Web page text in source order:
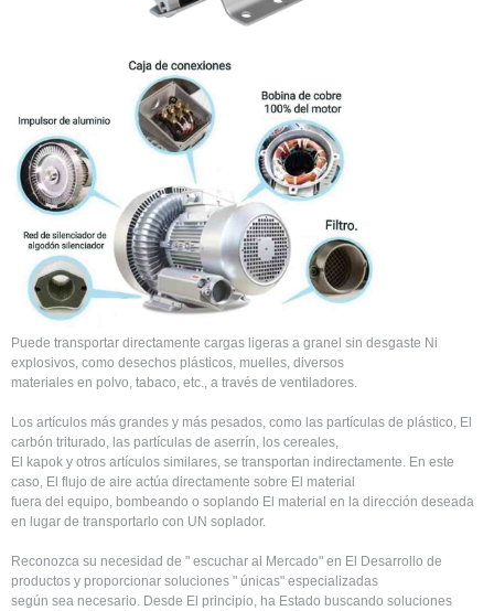
Puede transportar directamente cargas ligeras a granel sin desgaste Ni
explosivos, como desechos plásticos, muelles, diversos
materiales en polvo, tabaco, etc., a través de ventiladores.
Los artículos más grandes y más pesados, como las partículas de plástico, El
carbón triturado, las partículas de aserrín, los cereales,
El kapok y otros artículos similares, se transportan indirectamente. En este
caso, El flujo de aire actúa directamente sobre El material
fuera del equipo, bombeando o soplando El material en la dirección deseada
en lugar de transportarlo con UN soplador.
Reconozca su necesidad de " escuchar al Mercado" en El Desarrollo de
productos y proporcionar soluciones " únicas" especializadas
según sea necesario. Desde El principio, ha Estado buscando soluciones